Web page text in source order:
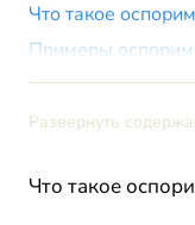
Что такое
Примеры
Признание
Какова исковая
Развернуть
Что такое